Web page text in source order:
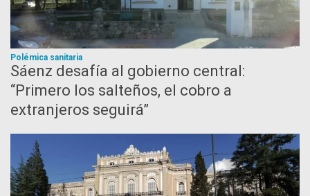
Polémica sanitaria
Sáenz desafía al gobierno central:
“Primero los salteños, el cobro a
extranjeros seguirá”